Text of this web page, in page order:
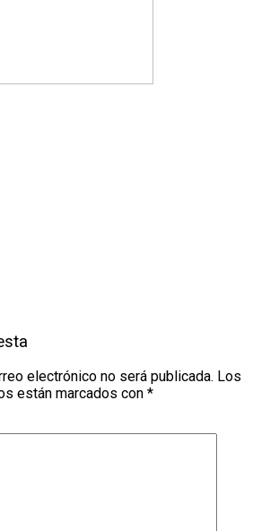
electrónico no será publicada. Los
están marcados con *